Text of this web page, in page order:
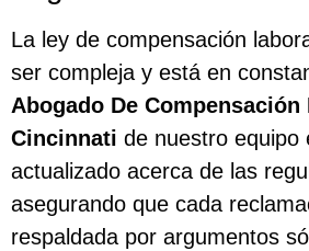
La ley de compensación
ser compleja y está en
Abogado De Compensación
Cincinnati de nuestro equipo
actualizado acerca de las
asegurando que cada
respaldada por argumentos